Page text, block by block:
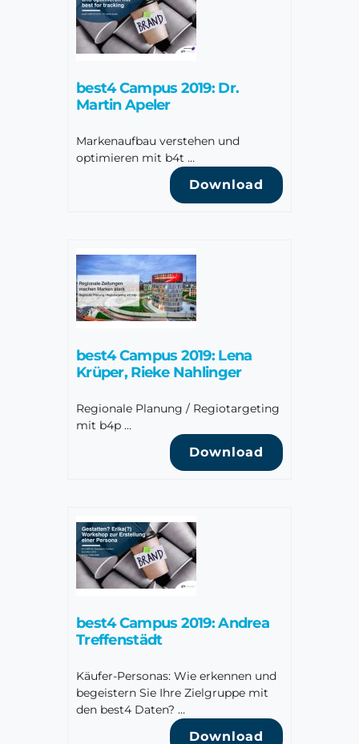
best4 Campus 2019: Dr.
Martin Apeler
Markenaufbau verstehen und
optimieren mit b4t …
Download
best4 Campus 2019: Lena
Krüper, Rieke Nahlinger
Regionale Planung / Regiotargeting
mit b4p …
Download
best4 Campus 2019: Andrea
Treffenstädt
Käufer-Personas: Wie erkennen und
begeistern Sie Ihre Zielgruppe mit
den best4 Daten? …
Download